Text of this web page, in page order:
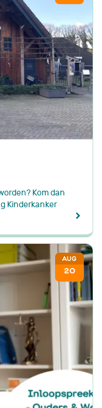
Kom dan
Kinderkanker
AUG
20